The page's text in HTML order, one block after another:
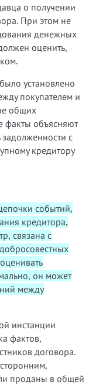
о получении
При этом не
денежных
оценить,
установлено
покупателем и
общих
факты объясняют
с
кредитору
событий,
кредитора,
связана с
он может
между
инстанции
фактов,
договора.
проданы в общей